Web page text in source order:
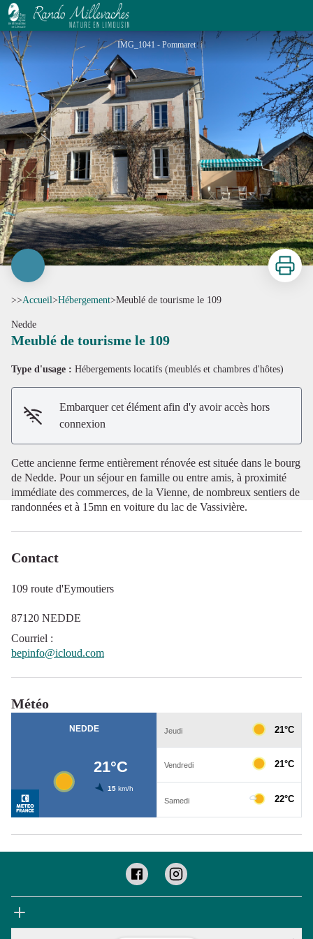
Meublé de tourisme le 109
IMG_1041 - Pommaret
Voir l'image en plein écran
Imprimer
>>Accueil>Hébergement>Meublé de tourisme le 109
Nedde
Meublé de tourisme le 109
Type d'usage : Hébergements locatifs (meublés et chambres d'hôtes)
Embarquer cet élément afin d'y avoir accès hors
connexion
Cette ancienne ferme entièrement rénovée est située dans le bourg
de Nedde. Pour un séjour en famille ou entre amis, à proximité
immédiate des commerces, de la Vienne, de nombreux sentiers de
randonnées et à 15mn en voiture du lac de Vassivière.
Contact
109 route d'Eymoutiers
87120 NEDDE
Courriel :
bepinfo@icloud.com
Météo